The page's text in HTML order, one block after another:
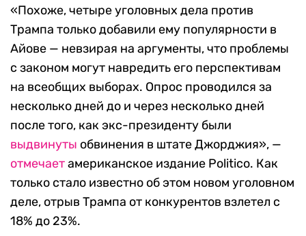
«Похоже, четыре уголовных дела против
Трампа только добавили ему популярности в
Айове — невзирая на аргументы, что проблемы
с законом могут навредить его перспективам
на всеобщих выборах. Опрос проводился за
несколько дней до и через несколько дней
после того, как экс-президенту были
выдвинуты обвинения в штате Джорджия», —
отмечаетамериканское издание Politico. Как
только стало известно об этом новом уголовном
деле, отрыв Трампа от конкурентов взлетел с
18% до 23%.